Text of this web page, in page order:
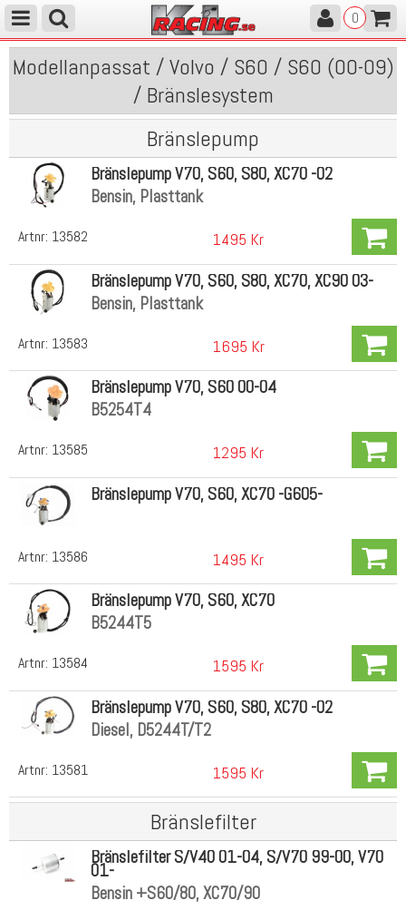
0
Modellanpassat / Volvo / S60 / S60 (00-09)
/ Bränslesystem
Bränslepump
Artnr: 13582
Bränslepump V70, S60, S80, XC70 -02
Bensin, Plasttank
1495 Kr
Artnr: 13583
Bränslepump V70, S60, S80, XC70, XC90 03-
Bensin, Plasttank
1695 Kr
Artnr: 13585
Bränslepump V70, S60 00-04
B5254T4
1295 Kr
Artnr: 13586
Bränslepump V70, S60, XC70 -G605-
1495 Kr
Artnr: 13584
Bränslepump V70, S60, XC70
B5244T5
1595 Kr
Artnr: 13581
Bränslepump V70, S60, S80, XC70 -02
Diesel, D5244T/T2
1595 Kr
Bränslefilter
Bränslefilter S/V40 01-04, S/V70 99-00, V70
01-
Bensin +S60/80, XC70/90